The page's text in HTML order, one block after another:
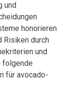
und
honorieren
Risiken durch
und
folgende
für avocado-